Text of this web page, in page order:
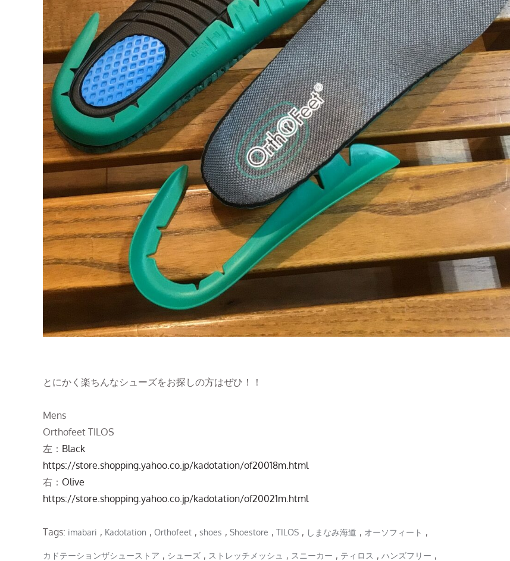
とにかく楽ちんなシューズをお探しの方はぜひ！！
Mens
Orthofeet TILOS
左： Black
https://store.shopping.yahoo.co.jp/kadotation/of20018m.html
右： Olive
https://store.shopping.yahoo.co.jp/kadotation/of20021m.html
Tags: imabari , Kadotation , Orthofeet , shoes , Shoestore , TILOS , しまなみ海道 , オーソフィート ,
カドテーションザシューストア , シューズ , ストレッチメッシュ , スニーカー , ティロス , ハンズフリー ,